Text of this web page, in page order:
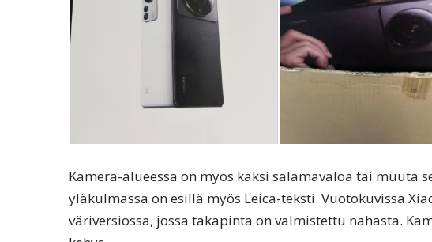
Kamera-alueessa on myös kaksi salamavaloa tai muuta
yläkulmassa on esillä myös Leica-teksti. Vuotokuvissa
väriversiossa, jossa takapinta on valmistettu nahasta.